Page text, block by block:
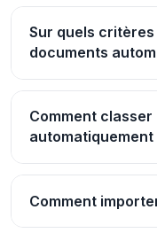
Sur quels critères
documents
Comment
automatiquement
Comment